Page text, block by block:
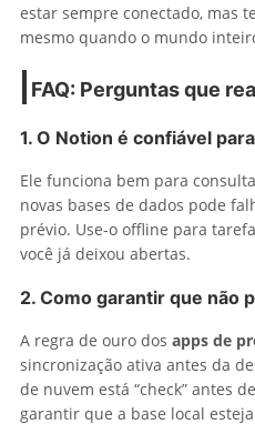
estar sempre conectado, mas
mesmo quando o mundo
FAQ: Perguntas que
1. O Notion é confiável
Ele funciona bem para
novas bases de dados pode
prévio. Use-o offline para
você já deixou abertas.
2. Como garantir que não
A regra de ouro dos apps de
sincronização ativa antes da
de nuvem está “check” antes
garantir que a base local